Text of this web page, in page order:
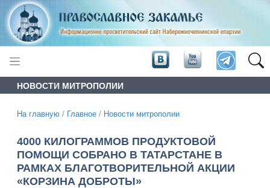
НОВОСТИ МИТРОПОЛИИ
На главную / Главное / Новости митрополии
4000 КИЛОГРАММОВ ПРОДУКТОВОЙ
ПОМОЩИ СОБРАНО В ТАТАРСТАНЕ В
РАМКАХ БЛАГОТВОРИТЕЛЬНОЙ АКЦИИ
«КОРЗИНА ДОБРОТЫ»